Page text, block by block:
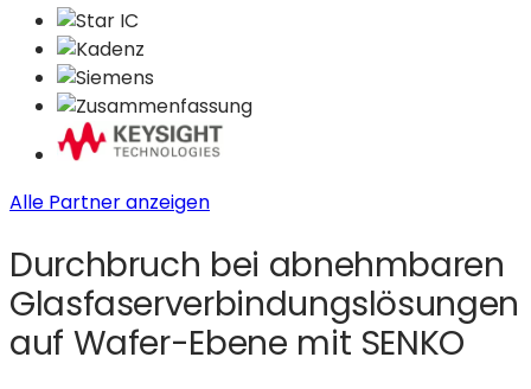
Alle Partner anzeigen(wird
einem
neuen
Tab
geöffnet)
Durchbruch bei abnehmbaren
Glasfaserverbindungslösungen
auf Wafer-Ebene mit SENKO